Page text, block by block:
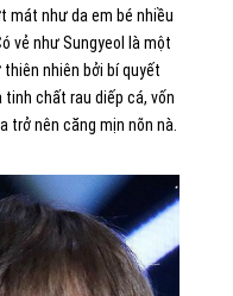
mát như da em bé nhiều
vẻ như Sungyeol là một
nhiên bởi bí quyết
chất rau diếp cá, vốn
trở nên căng mịn nõn nà.